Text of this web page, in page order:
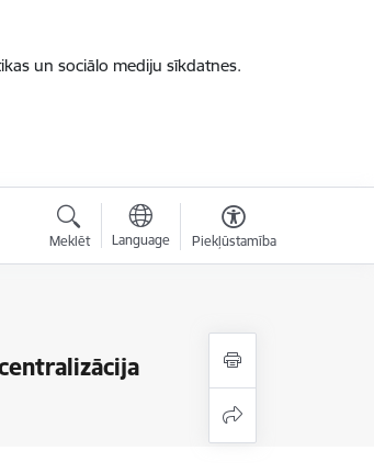
un sociālo mediju sīkdatnes.
Meklēt Language Piekļūstamība